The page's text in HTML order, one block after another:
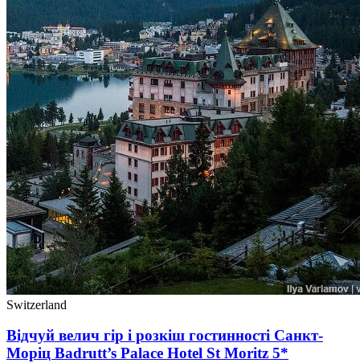
Switzerland
Відчуй велич гір і розкіш гостинності Санкт-
Моріц Badrutt’s Palace Hotel St Moritz 5*